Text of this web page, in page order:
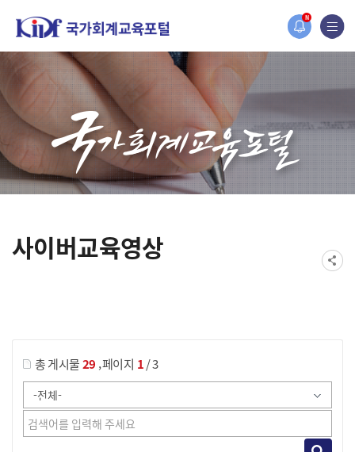
N
홈페이지가 새롭게 개편되었습니다.
한국조세재정연구원홈페이지가 새롭게 개설되었습니다.
사이버교육영상
총 게시물29 ,페이지 1/ 3